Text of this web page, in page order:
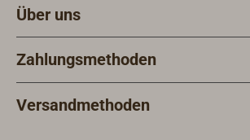
Über uns
Zahlungsmethoden
Versandmethoden